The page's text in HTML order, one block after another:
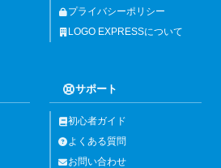
プライバシーポリシー
LOGO EXPRESSについて
サポート
初心者ガイド
よくある質問
お問い合わせ